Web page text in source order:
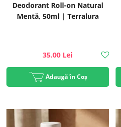
Deodorant Roll-on Natural
Mentă, 50ml | Terralura
35.00 Lei
Adaugă în Coș